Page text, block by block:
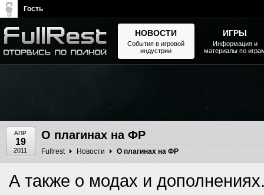
АПР
19
2011
О плагинах на ФР
Fullrest Новости О плагинах на ФР
А также о модах и
НОВОСТИ
События в игровой
индустрии
ИГРЫ
Информация и
материалы по
Гость